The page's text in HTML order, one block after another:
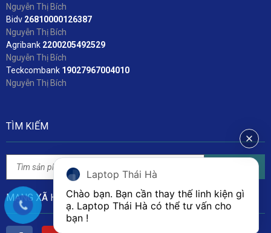
Nguyễn Thị Bích
Bidv 26810000126387
Nguyễn Thị Bích
Agribank 2200205492529
Nguyễn Thị Bích
Teckcombank 19027967004010
Nguyễn Thị Bích
TÌM KIẾM
MẠNG XÃ HỘI
Laptop Thái Hà
Chào bạn. Bạn cần thay thế linh kiện gì
ạ. Laptop Thái Hà có thể tư vấn cho
bạn !